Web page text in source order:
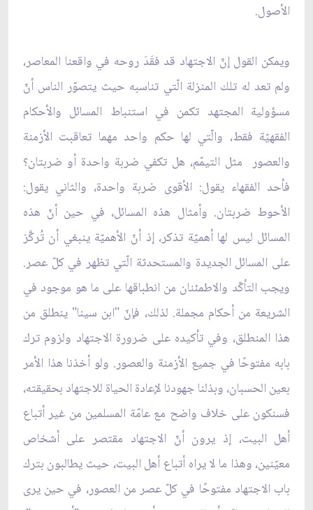
الأصول.
ويمكن القول إنّ الاجتهاد قد فقَدَ روحه في واقعنا المعاصر،
ولم تعد له تلك المنزلة الّتي تناسبه حيث يتصوّر الناس أنّ
مسؤولية المجتهد تكمن في استنباط المسائل والأحكام
الفقهيّة فقط، والّتي لها حكم واحد مهما تعاقبت الأزمنة
والعصور مثل التيمّم، هل تكفي ضربة واحدة أو ضربتان؟
فأحد الفقهاء يقول: الأقوى ضربة واحدة، والثاني يقول:
الأحوط ضربتان. وأمثال هذه المسائل، في حين أنّ هذه
المسائل ليس لها أهميّة تذكر، إذ أنّ الأهميّة ينبغي أن تُركَّز
على المسائل الجديدة والمستحدثة الّتي تظهر في كلّ عصر.
ويجب التأكّد والاطمئنان من انطباقها على ما هو موجود في
الشريعة من أحكام مجملة. لذلك، فإنّ "ابن سينا" ينطلق من
هذا المنطلق، وفي تأكيده على ضرورة الاجتهاد ولزوم ترك
بابه مفتوحًا في جميع الأزمنة والعصور. ولو أخذنا هذا الأمر
بعين الحسبان، وبذلنا جهودنا لإعادة الحياة للاجتهاد بحقيقته،
فسنكون على خلاف واضح مع عامّة المسلمين من غير أتباع
أهل البيت، إذ يرون أنّ الاجتهاد مقتصر على أشخاص
معيّنين، وهذا ما لا يراه أتباع أهل البيت، حيث يطالبون بترك
باب الاجتهاد مفتوحًا في كلّ عصر من العصور، في حين يرى